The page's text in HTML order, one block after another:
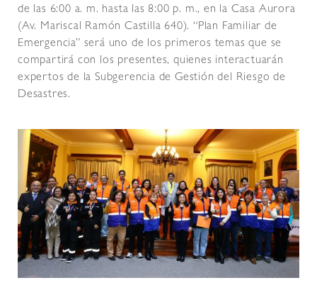
de las 6:00 a. m. hasta las 8:00 p. m., en la Casa Aurora
(Av. Mariscal Ramón Castilla 640). “Plan Familiar de
Emergencia” será uno de los primeros temas que se
compartirá con los presentes, quienes interactuarán
expertos de la Subgerencia de Gestión del Riesgo de
Desastres.